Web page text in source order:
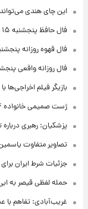
این چای هندی
فال حافظ پنجشنبه ۱۵ مرداد ماه ۱۴۰۵
فال قهوه روزانه پنجشنبه ۱۵ مرداد ماه
فال روزانه واقعی پنجشنبه ۱۵
بازیگر فیلم
ژست صمیمی خانواده ۴ نفره شیلا خداداد پربازدید شد + عکس
پزشکیان: رهبری
تصاویر متفاوت
جزئیات شرط ایران
حمله لفظی قیصر به
غریب‌آبادی: تفاهم با